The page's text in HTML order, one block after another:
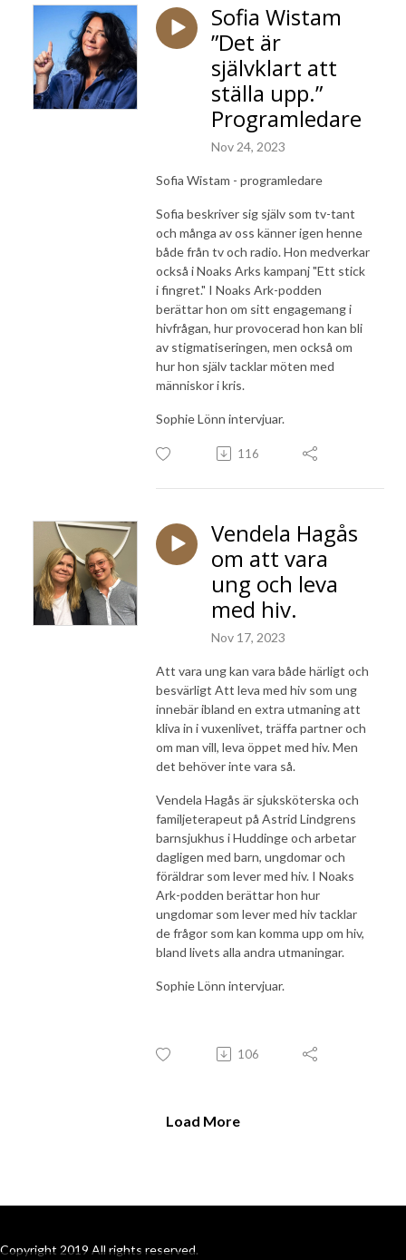
Sofia Wistam
”Det är
självklart att
ställa upp.”
Programledare
Nov 24, 2023
Sofia Wistam - programledare
Sofia beskriver sig själv som tv-tant
och många av oss känner igen henne
både från tv och radio. Hon medverkar
också i Noaks Arks kampanj "Ett stick
i fingret." I Noaks Ark-podden
berättar hon om sitt engagemang i
hivfrågan, hur provocerad hon kan bli
av stigmatiseringen, men också om
hur hon själv tacklar möten med
människor i kris.
Sophie Lönn intervjuar.
116
Vendela Hagås
om att vara
ung och leva
med hiv.
Nov 17, 2023
Att vara ung kan vara både härligt och
besvärligt Att leva med hiv som ung
innebär ibland en extra utmaning att
kliva in i vuxenlivet, träffa partner och
om man vill, leva öppet med hiv. Men
det behöver inte vara så.
Vendela Hagås är sjuksköterska och
familjeterapeut på Astrid Lindgrens
barnsjukhus i Huddinge och arbetar
dagligen med barn, ungdomar och
föräldrar som lever med hiv. I Noaks
Ark-podden berättar hon hur
ungdomar som lever med hiv tacklar
de frågor som kan komma upp om hiv,
bland livets alla andra utmaningar.
Sophie Lönn intervjuar.
106
Load More
Copyright 2019 All rights reserved.